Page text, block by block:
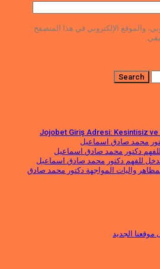
والموقع الإلكتروني في هذا المتصفح
Jojobet Giriş Adresi: Kesintisiz ve
محمد صادق اسماعيل
دكتور محمد صادق اسماعيل
للفهم دكتور محمد صادق اسماعيل
واليات المواجهة دكتور محمد صادق
الجديد